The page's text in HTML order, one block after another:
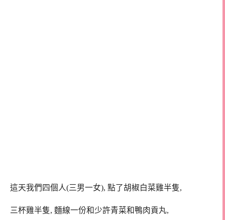
這天我們四個人(三男一女), 點了胡椒白菜雞半隻,
三杯雞半隻, 麵線一份和少許青菜和鴨肉貢丸,